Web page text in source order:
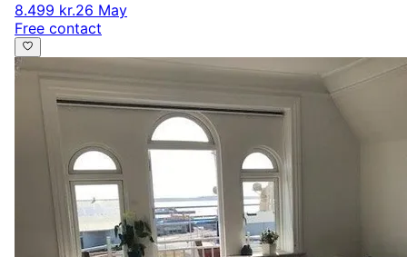
8.499 kr.26 May
Free contact